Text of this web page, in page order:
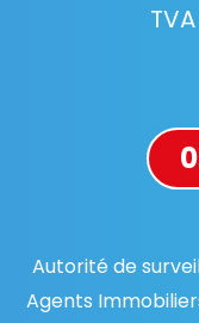
Autorité de
Agents